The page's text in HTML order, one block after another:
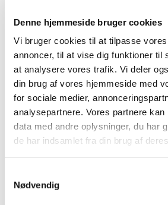
Denne hjemmeside bruger cookies
Vi bruger cookies til at tilpasse
annoncer, til at vise dig funktioner til
at analysere vores trafik. Vi deler
din brug af vores hjemmeside med
for sociale medier,
analysepartnere. Vores partnere
data med andre oplysninger, du har
de har indsamlet fra din brug af
Nødvendig
Du vil måske også